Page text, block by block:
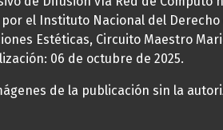
el Instituto Nacional del
Estéticas, Circuito Maestro
06 de octubre de 2025.
de la publicación sin la